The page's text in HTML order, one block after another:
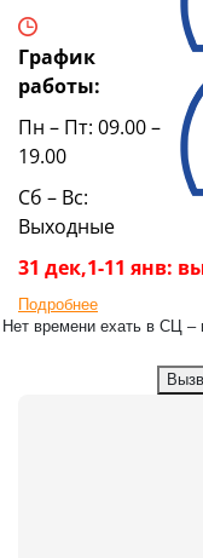
График
работы:
Пн – Пт: 09.00 –
19.00
Сб – Вс:
Выходные
31 дек,1-11 янв:
Подробнее
Нет времени ехать в СЦ –